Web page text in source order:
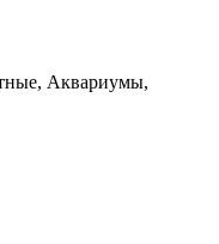
Аквариумы,